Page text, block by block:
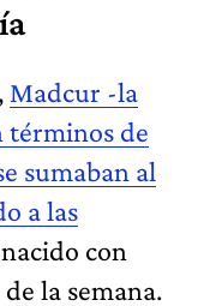
, Madcur -la
términos de
sumaban al
a las
con
la semana.